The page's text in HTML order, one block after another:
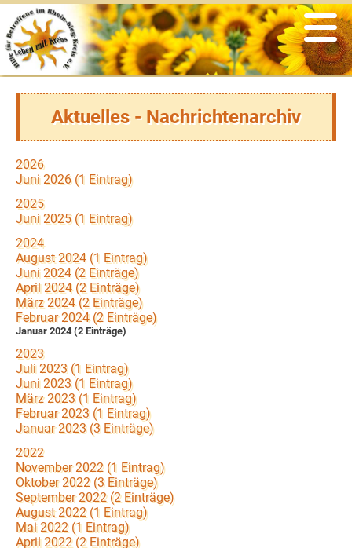
Aktuelles - Nachrichtenarchiv
2026
Juni 2026 (1 Eintrag)
2025
Juni 2025 (1 Eintrag)
2024
August 2024 (1 Eintrag)
Juni 2024 (2 Einträge)
April 2024 (2 Einträge)
März 2024 (2 Einträge)
Februar 2024 (2 Einträge)
Januar 2024 (2 Einträge)
2023
Juli 2023 (1 Eintrag)
Juni 2023 (1 Eintrag)
März 2023 (1 Eintrag)
Februar 2023 (1 Eintrag)
Januar 2023 (3 Einträge)
2022
November 2022 (1 Eintrag)
Oktober 2022 (3 Einträge)
September 2022 (2 Einträge)
August 2022 (1 Eintrag)
Mai 2022 (1 Eintrag)
April 2022 (2 Einträge)
Angebote
psychosoziale Unterstützung
Selbsthilfegruppen
soziale Beratung & Information
Sport & Bewegung
kreatives Gestalten
Ernährung
Entspannung
Veranstaltungen
Was war
Der Verein
Vereinsgeschichte
Satzung & Beitragsordnung
Vorstand
Ansprechpartner
Ehrenmitglieder
Ziele & Aufgaben
Spenden & Fördern
Informationen
Links
aus der Presse
Flyer
Newsletter
aus den Medien
zertifizierte Krebszentren